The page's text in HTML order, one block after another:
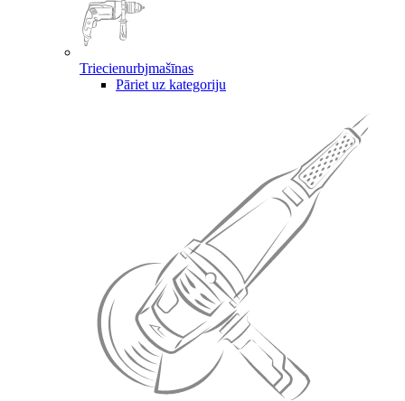
Triecienurbjmašīnas
Pāriet uz kategoriju